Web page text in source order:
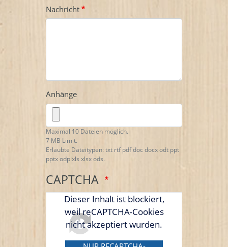
Nachricht
Anhänge
Maximal 10 Dateien möglich.
7 MB Limit.
Erlaubte Dateitypen: txt rtf pdf doc docx odt ppt
pptx odp xls xlsx ods.
CAPTCHA
Dieser Inhalt ist blockiert,
weil reCAPTCHA-Cookies
nicht akzeptiert wurden.